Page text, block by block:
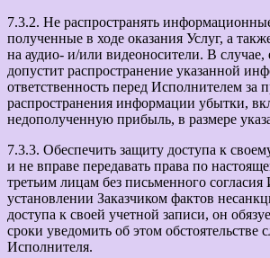
7.3.2. Не распространять
полученные в ходе оказания Услуг, а
на аудио- и/или видеоносители. В случае,
допустит распространение указанной
ответственность перед Исполнителем
распространения информации убытки,
недополученную прибыль, в размере
7.3.3. Обеспечить защиту доступа к
и не вправе передавать права по
третьим лицам без письменного
установлении Заказчиком фактов
доступа к своей учетной записи, он
сроки уведомить об этом обстоятельстве
Исполнителя.